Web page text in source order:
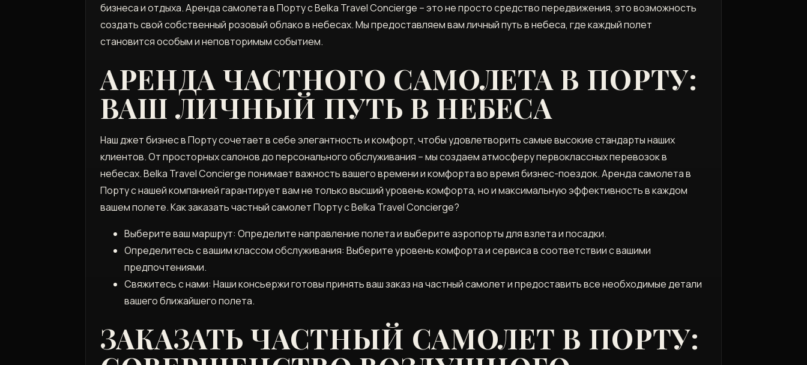
бизнеса и отдыха. Аренда самолета в Порту с Belka Travel Concierge – это не просто средство передвижения, это возможность
создать свой собственный розовый облако в небесах. Мы предоставляем вам личный путь в небеса, где каждый полет
становится особым и неповторимым событием.
АРЕНДА ЧАСТНОГО САМОЛЕТА В ПОРТУ:
ВАШ ЛИЧНЫЙ ПУТЬ В НЕБЕСА
Наш джет бизнес в Порту сочетает в себе элегантность и комфорт, чтобы удовлетворить самые высокие стандарты наших
клиентов. От просторных салонов до персонального обслуживания – мы создаем атмосферу первоклассных перевозок в
небесах. Belka Travel Concierge понимает важность вашего времени и комфорта во время бизнес-поездок. Аренда самолета в
Порту с нашей компанией гарантирует вам не только высший уровень комфорта, но и максимальную эффективность в каждом
вашем полете. Как заказать частный самолет Порту с Belka Travel Concierge?
Выберите ваш маршрут: Определите направление полета и выберите аэропорты для взлета и посадки.
Определитесь с вашим классом обслуживания: Выберите уровень комфорта и сервиса в соответствии с вашими
предпочтениями.
Свяжитесь с нами: Наши консьержи готовы принять ваш заказ на частный самолет и предоставить все необходимые детали
вашего ближайшего полета.
ЗАКАЗАТЬ ЧАСТНЫЙ САМОЛЕТ В ПОРТУ: